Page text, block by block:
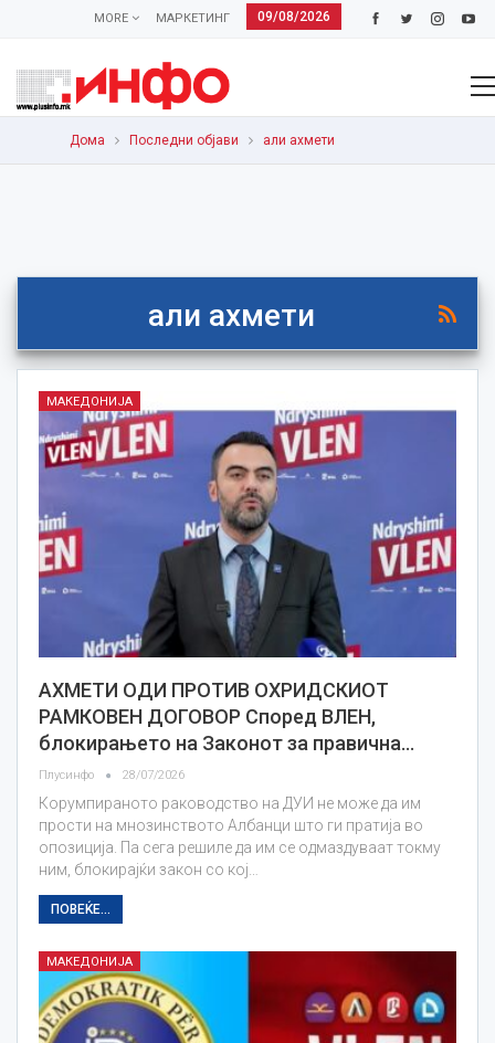
09/08/2026
МАРКЕТИНГ
MORE
Дома Последни објави али ахмети
али ахмети
МАКЕДОНИЈА
АХМЕТИ ОДИ ПРОТИВ ОХРИДСКИОТ
РАМКОВЕН ДОГОВОР Според ВЛЕН,
блокирањето на Законот за правична…
Плусинфо 28/07/2026
Корумпираното раководство на ДУИ не може да им
прости на мнозинството Албанци што ги пратија во
опозиција. Па сега решиле да им се одмаздуваат токму
ним, блокирајќи закон со кој…
ПОВЕЌЕ...
МАКЕДОНИЈА